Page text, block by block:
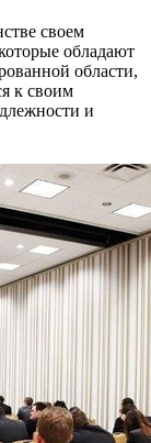
своем
обладают
области,
к своим
и